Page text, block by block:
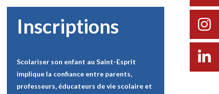
Inscriptions
Scolariser son enfant au Saint-Esprit
implique la confiance entre parents,
professeurs, éducateurs de vie scolaire et